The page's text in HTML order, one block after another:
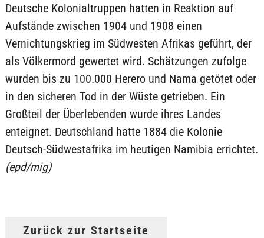
Deutsche Kolonialtruppen hatten in Reaktion auf
Aufstände zwischen 1904 und 1908 einen
Vernichtungskrieg im Südwesten Afrikas geführt, der
als Völkermord gewertet wird. Schätzungen zufolge
wurden bis zu 100.000 Herero und Nama getötet oder
in den sicheren Tod in der Wüste getrieben. Ein
Großteil der Überlebenden wurde ihres Landes
enteignet. Deutschland hatte 1884 die Kolonie
Deutsch-Südwestafrika im heutigen Namibia errichtet.
(epd/mig)
Zurück zur Startseite